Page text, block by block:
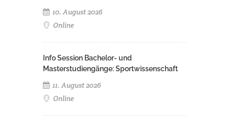
10. August 2026
Online
Info Session Bachelor- und
Masterstudiengänge: Sportwissenschaft
11. August 2026
Online